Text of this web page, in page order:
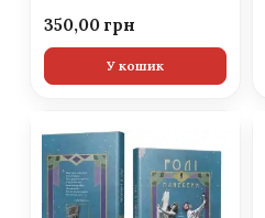
350,00
У кошик